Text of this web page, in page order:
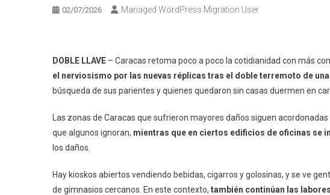
02/07/2026 Managed WordPress Migration User
DOBLE LLAVE – Caracas retoma poco a poco la cotidianidad con más
el nerviosismo por las nuevas réplicas tras el doble terremoto de
búsqueda de sus parientes y quienes quedaron sin casas duermen en
Las zonas de Caracas que sufrieron mayores daños siguen
que algunos ignoran, mientras que en ciertos edificios de oficinas se
los daños.
Hay kioskos abiertos vendiendo bebidas, cigarros y golosinas, y se ve
de gimnasios cercanos. En este contexto, también continúan las